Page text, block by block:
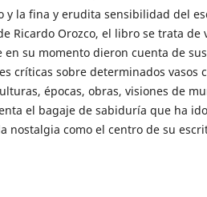
y la fina y erudita sensibilidad del
Ricardo Orozco, el libro se trata de
en su momento dieron cuenta de
críticas sobre determinados vasos
épocas, obras, visiones de
el bagaje de sabiduría que ha
nostalgia como el centro de su